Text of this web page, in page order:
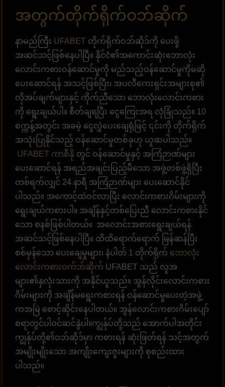
အတွက်တိုက်ရိုက်ဝဘ်ဆိုက်
နာမည်ကြီး UFABET တိုက်ရိုက်ဝဘ်ဆိုဒ်ကို ပေးဖို့
အဆင်သင့်ဖြစ်နေပါပြီ။ နိုင်ငံ၏အကောင်းဆုံးဘောလုံး
လောင်းကစားဝန်ဆောင်မှုကို မည်သည့်ဝန်ဆောင်မှုကိုမဆို
ပေးဆောင်ရန် အသင့်ဖြစ်ပြီး၊ အပလီကေးရှင်းအများစု၏
လိုအပ်ချက်များနှင့် ကိုက်ညီသော ဘောလုံးလောင်းကစား
ကို ရွေးချယ်ပါ။ စီတ်ချရပြီး ငွေကြေးအရ လုံခြုံသည်။ 10
စက္ကန့်အတွင်း အခမဲ့ ငွေလွှဲပေးချေရုံဖြင့် ၎င်းကို တိုက်ရိုက်
အသုံးပြုနိုင်သည့် ဝန်ဆောင်မှုတစ်ခုဟု ယူဆပါသည်။
UFABET ကာစီနို တွင် ဝန်ဆောင်မှုနှင့် အကြံဉာဏ်များ
ပေးဆောင်ရန် အရည်အချင်းပြည့်မီသော အဖွဲ့တစ်ဖွဲ့ရှိပြီး
တစ်ရက်လျှင် 24 နာရီ အကြံဉာဏ်များ ပေးဆောင်နိုင်
ပါသည်။ အကောင့်ထဲဝင်လာပြီး လောင်းကစားဂိမ်းများကို
ရွေးချယ်ကစားပါ။ အချိန်နှင့်တစ်ပြေးညီ လောင်းကစားနိုင်
သော စနစ်ဖြစ်ပါတယ်။ အလောင်းအစားရွေးချယ်ရန်
အဆင်သင့်ဖြစ်နေပါပြီ။ ထိထိရောက်ရောက် မြန်ဆန်ပြီး
စစ်မှန်သော ပေးချေမှုများ၊ နံပါတ် 1 တိုက်ရိုက် ဘောလုံး
လောင်းကစားဝက်ဘ်ဆိုက် UFABET သည် လူအ
များ၏နှလုံးသားကို အနိုင်ယူသည်။ အွန်လိုင်းလောင်းကစား
ဂိမ်းများကို အချိန်မရွေးကစားရန် ဝန်ဆောင်မှုပေးတဲ့အဖွဲ့
ကအမြဲ စောင့်ဆိုင်းနေပါတယ်။ အွန်လောင်းကစားဂိမ်းပျော်
စရာတွင်ပါဝင်ဆင်နွဲပါ။ကျွန်ုပ်တို့သည် အောက်ပါအတိုင်း
ကျွန်ုပ်တို့၏ဝဘ်ဆိုဒ်မှာ ကစားရန် ဆုံးဖြတ်ရန် သင့်အတွက်
အမျိုးမျိုးသော အကျိုးကျေးဇူးများကို စုစည်းထား
ပါသည်။